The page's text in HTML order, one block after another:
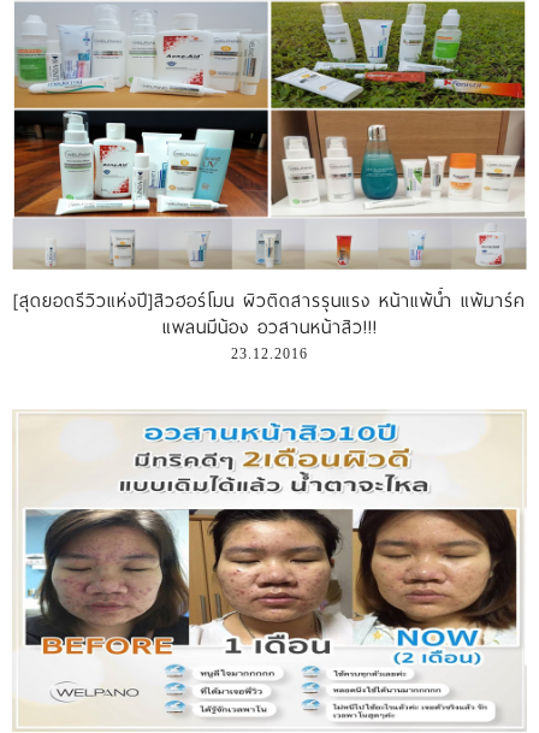
ขั้นตอนการสั่งซื้อ
โปรโมชั่น
รีวิวผู้ใช้จริง
รีวิววีดีโอ
แจ้งชำระเงิน
[สุดยอดรีวิวแห่งปี]สิวฮอร์โมน ผิวติดสารรุนแรง หน้าแพ้น้ำ แพ้มาร์ค
แพลนมีน้อง อวสานหน้าสิว!!!
23.12.2016